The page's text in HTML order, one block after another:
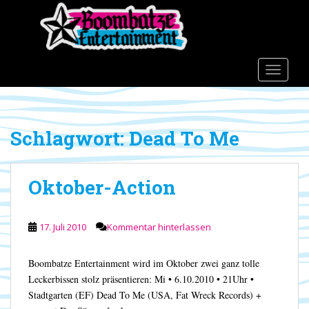
o
m
a
c
t
e
n
Schlagwort:Dead To Me
Oktober-Action
17. Juli 2010 Kommentar hinterlassen
Boombatze Entertainment wird im Oktober zwei ganz tolle
Leckerbissen stolz präsentieren: Mi • 6.10.2010 • 21Uhr •
Stadtgarten (EF) Dead To Me (USA, Fat Wreck Records) +